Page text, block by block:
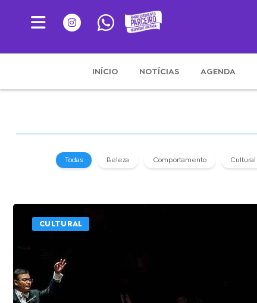
INÍCIO NOTÍCIAS AGENDA
Todas Beleza Comportamento Cultural
CULTURAL